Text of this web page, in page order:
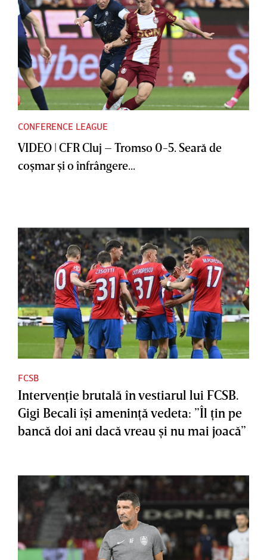
CONFERENCE LEAGUE
VIDEO | CFR Cluj – Tromso 0-5. Seară de
coşmar şi o înfrângere...
FCSB
Intervenţie brutală în vestiarul lui FCSB.
Gigi Becali îşi ameninţă vedeta: ”Îl ţin pe
bancă doi ani dacă vreau şi nu mai joacă”